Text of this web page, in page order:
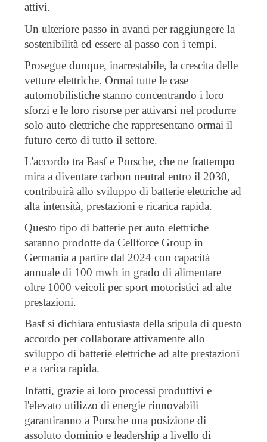
attivi.
Un ulteriore passo in avanti per raggiungere la
sostenibilità ed essere al passo con i tempi.
Prosegue dunque, inarrestabile, la crescita delle
vetture elettriche. Ormai tutte le case
automobilistiche stanno concentrando i loro
sforzi e le loro risorse per attivarsi nel produrre
solo auto elettriche che rappresentano ormai il
futuro certo di tutto il settore.
L'accordo tra Basf e Porsche, che ne frattempo
mira a diventare carbon neutral entro il 2030,
contribuirà allo sviluppo di batterie elettriche ad
alta intensità, prestazioni e ricarica rapida.
Questo tipo di batterie per auto elettriche
saranno prodotte da Cellforce Group in
Germania a partire dal 2024 con capacità
annuale di 100 mwh in grado di alimentare
oltre 1000 veicoli per sport motoristici ad alte
prestazioni.
Basf si dichiara entusiasta della stipula di questo
accordo per collaborare attivamente allo
sviluppo di batterie elettriche ad alte prestazioni
e a carica rapida.
Infatti, grazie ai loro processi produttivi e
l'elevato utilizzo di energie rinnovabili
garantiranno a Porsche una posizione di
assoluto dominio e leadership a livello di